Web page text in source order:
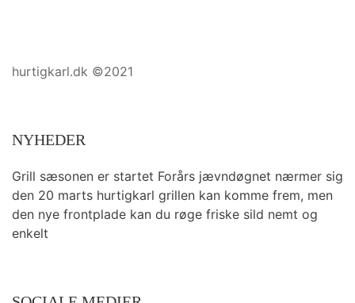
hurtigkarl.dk ©2021
NYHEDER
Grill sæsonen er startet Forårs jævndøgnet nærmer sig
den 20 marts hurtigkarl grillen kan komme frem, men
den nye frontplade kan du røge friske sild nemt og
enkelt